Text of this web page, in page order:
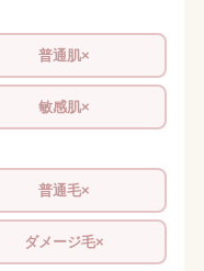
普通肌×
敏感肌×
普通毛×
ダメージ毛×